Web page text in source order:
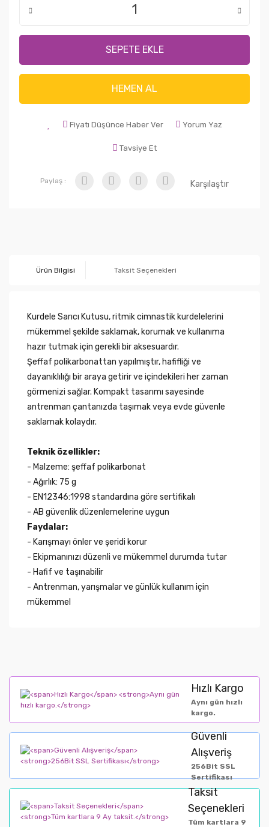
SEPETE EKLE
HEMEN AL
Fiyatı Düşünce Haber Ver Yorum Yaz
Tavsiye Et
Paylaş : Karşılaştır
Ürün Bilgisi Taksit Seçenekleri
Kurdele Sarıcı Kutusu, ritmik cimnastik kurdelelerini
mükemmel şekilde saklamak, korumak ve kullanıma
hazır tutmak için gerekli bir aksesuardır.
Şeffaf polikarbonattan yapılmıştır, hafifliği ve
dayanıklılığı bir araya getirir ve içindekileri her zaman
görmenizi sağlar. Kompakt tasarımı sayesinde
antrenman çantanızda taşımak veya evde güvenle
saklamak kolaydır.
Teknik özellikler:
- Malzeme: şeffaf polikarbonat
- Ağırlık: 75 g
- EN12346:1998 standardına göre sertifikalı
- AB güvenlik düzenlemelerine uygun
Faydalar:
- Karışmayı önler ve şeridi korur
- Ekipmanınızı düzenli ve mükemmel durumda tutar
- Hafif ve taşınabilir
- Antrenman, yarışmalar ve günlük kullanım için
mükemmel
Hızlı Kargo
Aynı gün hızlı
kargo.
Güvenli
Alışveriş
256Bit SSL
Sertifikası
Taksit
Seçenekleri
Tüm kartlara 9